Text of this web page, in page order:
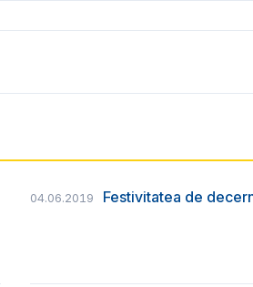
04.06.2019 Festivitatea de